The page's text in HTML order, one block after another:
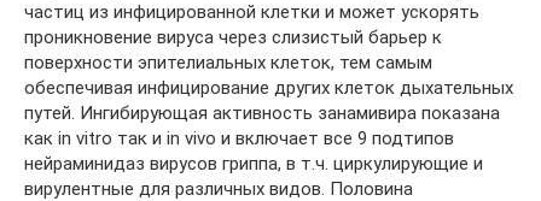
частиц из инфицированной клетки и может ускорять
проникновение вируса через слизистый барьер к
поверхности эпителиальных клеток, тем самым
обеспечивая инфицирование других клеток дыхательных
путей. Ингибирующая активность занамивира показана
как in vitro так и in vivo и включает все 9 подтипов
нейраминидаз вирусов гриппа, в т.ч. циркулирующие и
вирулентные для различных видов. Половина